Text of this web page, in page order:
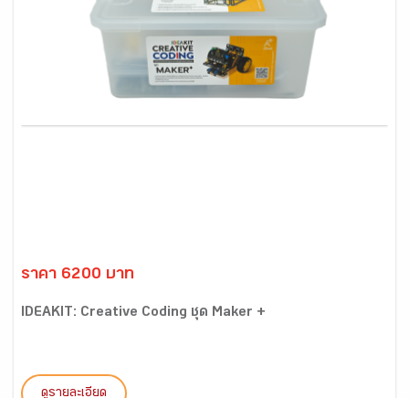
ราคา 6200 บาท
IDEAKIT: Creative Coding ชุด Maker +
ดูรายละเอียด